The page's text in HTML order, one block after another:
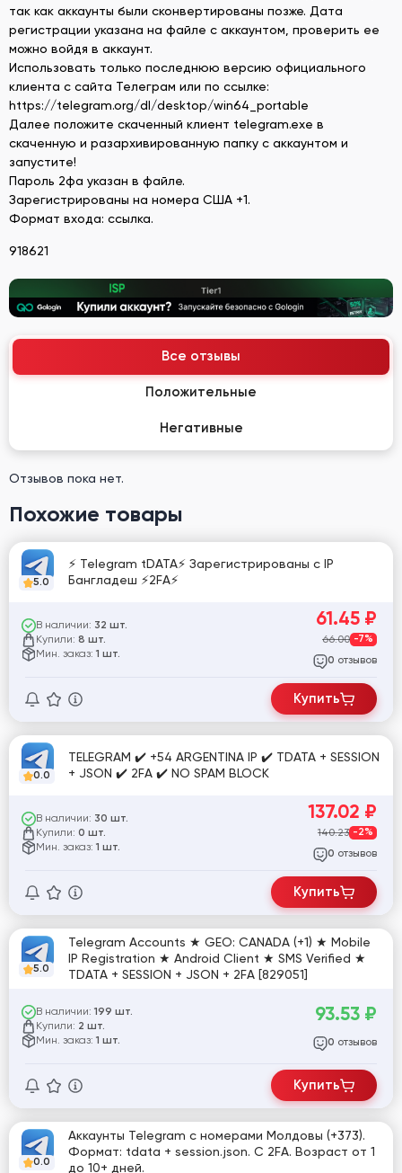
так как аккаунты были сконвертированы позже. Дата
регистрации указана на файле с аккаунтом, проверить ее
можно войдя в аккаунт.
Использовать только последнюю версию официального
клиента с сайта Телеграм или по ссылке:
https://telegram.org/dl/desktop/win64_portable
Далее положите скаченный клиент telegram.exe в
скаченную и разархивированную папку с аккаунтом и
запустите!
Пароль 2фа указан в файле.
Зарегистрированы на номера США +1.
Формат входа: ссылка.
918621
Все отзывы
Положительные
Негативные
Отзывов пока нет.
Похожие товары
5.0
⚡ Telegram tDATA⚡ Зарегистрированы с IP
Бангладеш ⚡2FA⚡
В наличии: 32 шт.
Купили: 8 шт.
Мин. заказ: 1 шт.
61.45 ₽
66.00 -7%
0 отзывов
Купить
0.0
TELEGRAM ✔️ +54 ARGENTINA IP ✔️ TDATA + SESSION
+ JSON ✔️ 2FA ✔️ NO SPAM BLOCK
В наличии: 30 шт.
Купили: 0 шт.
Мин. заказ: 1 шт.
137.02 ₽
140.23 -2%
0 отзывов
Купить
5.0
Telegram Accounts ★ GEO: CANADA (+1) ★ Mobile
IP Registration ★ Android Client ★ SMS Verified ★
TDATA + SESSION + JSON + 2FA [829051]
В наличии: 199 шт.
Купили: 2 шт.
Мин. заказ: 1 шт.
93.53 ₽
0 отзывов
Купить
0.0
Аккаунты Telegram с номерами Молдовы (+373).
Формат: tdata + session.json. С 2FA. Возраст от 1
до 10+ дней.